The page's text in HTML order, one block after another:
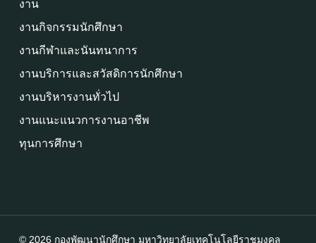
งาน
งานกิจกรรมนักศึกษา
งานกีฬาและนันทนาการ
งานบริการและสวัสดิการนักศึกษา
งานบริหารงานทั่วไป
งานแนะแนวการงานอาชีพ
ทุนการศึกษา
© 2026 กองพัฒนานักศึกษา มหาวิทยาลัยเทคโนโลยีราชมงคล